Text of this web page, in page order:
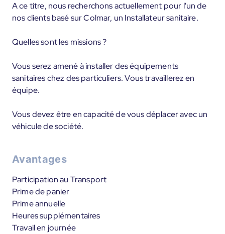
A ce titre, nous recherchons actuellement pour l'un de
nos clients basé sur Colmar, un Installateur sanitaire.
Quelles sont les missions ?
Vous serez amené à installer des équipements
sanitaires chez des particuliers. Vous travaillerez en
équipe.
Vous devez être en capacité de vous déplacer avec un
véhicule de société.
Avantages
Participation au Transport
Prime de panier
Prime annuelle
Heures supplémentaires
Travail en journée